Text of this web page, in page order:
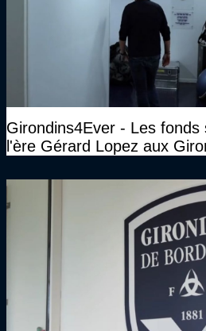
Girondins4Ever - Les
l'ère Gérard Lopez aux